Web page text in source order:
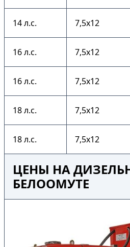
14 л.с. 7,5х12
16 л.с. 7,5х12
16 л.с. 7,5х12
18 л.с. 7,5х12
18 л.с. 7,5х12
ЦЕНЫ НА
БЕЛООМУТЕ